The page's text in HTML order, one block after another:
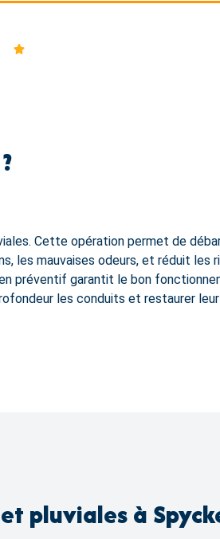
Cette opération permet de
les mauvaises odeurs, et réduit les
préventif garantit le bon
les conduits et restaurer
pluviales à